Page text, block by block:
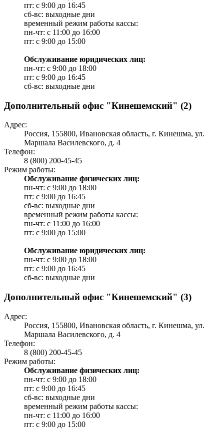
пт: с 9:00 до 16:45
сб-вс: выходные дни
временный режим работы кассы:
пн-чт: с 11:00 до 16:00
пт: с 9:00 до 15:00
Обслуживание юридических лиц:
пн-чт: с 9:00 до 18:00
пт: с 9:00 до 16:45
сб-вс: выходные дни
Дополнительный офис "Кинешемский" (2)
Адрес:
Россия, 155800, Ивановская область, г. Кинешма, ул.
Маршала Василевского, д. 4
Телефон:
8 (800) 200-45-45
Режим работы:
Обслуживание физических лиц:
пн-чт: с 9:00 до 18:00
пт: с 9:00 до 16:45
сб-вс: выходные дни
временный режим работы кассы:
пн-чт: с 11:00 до 16:00
пт: с 9:00 до 15:00
Обслуживание юридических лиц:
пн-чт: с 9:00 до 18:00
пт: с 9:00 до 16:45
сб-вс: выходные дни
Дополнительный офис "Кинешемский" (3)
Адрес:
Россия, 155800, Ивановская область, г. Кинешма, ул.
Маршала Василевского, д. 4
Телефон:
8 (800) 200-45-45
Режим работы:
Обслуживание физических лиц:
пн-чт: с 9:00 до 18:00
пт: с 9:00 до 16:45
сб-вс: выходные дни
временный режим работы кассы:
пн-чт: с 11:00 до 16:00
пт: с 9:00 до 15:00